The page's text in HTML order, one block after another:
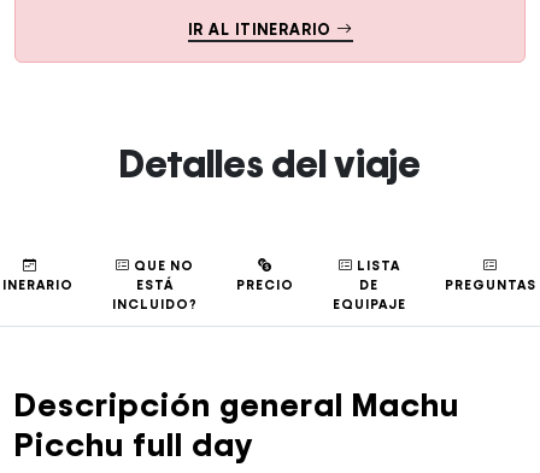
IR AL ITINERARIO
Detalles del viaje
QUE NO
ESTÁ
INCLUIDO?
PRECIO
LISTA
DE
EQUIPAJE
PREGUNTAS
Descripción general Machu
Picchu full day